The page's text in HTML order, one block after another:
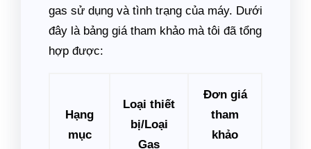
gas sử dụng và tình trạng của máy. Dưới
đây là bảng giá tham khảo mà tôi đã tổng
hợp được:
Hạng
mục
Loại thiết
bị/Loại
Gas
Đơn giá
tham
khảo